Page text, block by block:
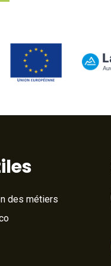
des métiers